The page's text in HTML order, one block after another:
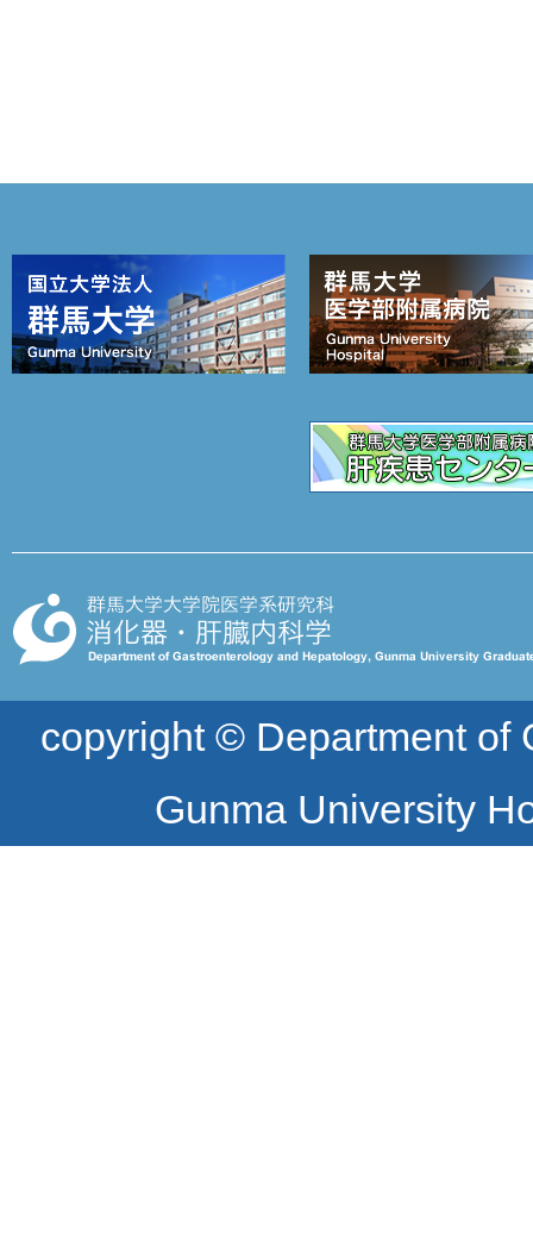
copyright © Department of
Gunma University